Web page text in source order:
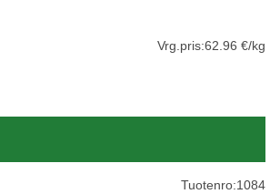
Vrg.pris:62.96 €/kg
Tuotenro:1084